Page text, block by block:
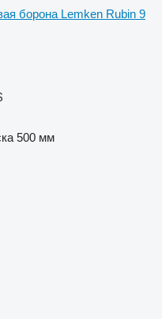
борона Lemken Rubin 9
500 мм